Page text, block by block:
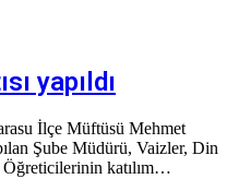
yapıldı
İlçe Müftüsü Mehmet
Şube Müdürü, Vaizler, Din
katılım…